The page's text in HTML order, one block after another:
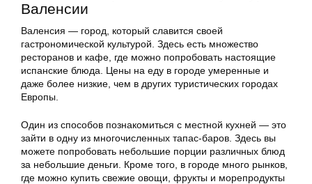
Валенсии
Валенсия — город, который славится своей
гастрономической культурой. Здесь есть множество
ресторанов и кафе, где можно попробовать настоящие
испанские блюда. Цены на еду в городе умеренные и
даже более низкие, чем в других туристических городах
Европы.
Один из способов познакомиться с местной кухней — это
зайти в одну из многочисленных тапас-баров. Здесь вы
можете попробовать небольшие порции различных блюд
за небольшие деньги. Кроме того, в городе много рынков,
где можно купить свежие овощи, фрукты и морепродукты